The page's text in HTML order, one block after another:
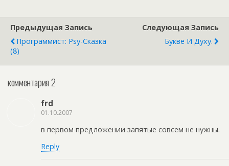
Предыдущая Запись
Программист: Psy-Сказка
(8)
Следующая Запись
Букве И Духу.
комментария 2
frd
01.10.2007
в первом предложении запятые совсем не нужны.
Reply